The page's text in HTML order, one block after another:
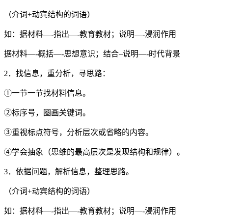
（介词+动宾结构的词语）
如：据材料—-指出—-教育教材；说明—-浸润作用
据材料—-概括—-思想意识；结合–说明—-时代背景
2．找信息，重分析，寻思路：
①一节一节找材料信息。
②标序号，圈画关键词。
③重视标点符号，分析层次或省略的内容。
④学会抽象（思维的最高层次是发现结构和规律）。
3．依据问题，解析信息，整理思路。
（介词+动宾结构的词语）
如：据材料—-指出—-教育教材；说明—-浸润作用